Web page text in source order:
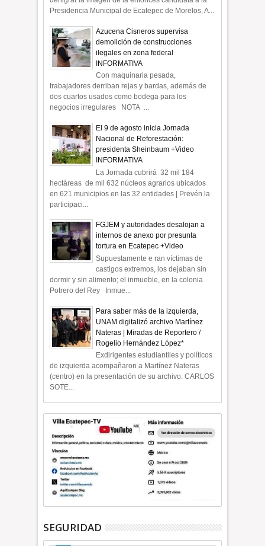
Presidencia Municipal de Ecatepec de Morelos, A...
Azucena Cisneros supervisa
demolición de construcciones
ilegales en zona federal
INFORMATIVA
Con maquinaria pesada,
trabajadores derriban rejas y bardas, además de
dos cuartos usados como bodega para los
negocios irregulares NOTA ...
El 9 de agosto inicia Jornada
Nacional de Reforestación:
presidenta Sheinbaum +Video
INFORMATIVA
La Jornada cubrirá 32 mil 184
hectáreas de mil 632 núcleos agrarios ubicados
en 621 municipios en las 32 entidades | Prevén la
participaci...
FGJEM y autoridades desalojan a
internos de anexo por presunta
tortura en Ecatepec +Video
Supuestamente e ran víctimas de
castigos extremos, los dejaban sin
dormir y sin alimento; el inmueble, en la colonia
Potrero del Rey Inmue...
Para saber más de la izquierda,
UNAM digitalizó archivo Martínez
Nateras | Miradas de Reportero /
Rogelio Hernández López*
Exdirigentes estudiantiles y políticos
de izquierda acompañaron a Martínez Nateras
(centro) en la presentación de su archivo. CARLOS
SOTE...
SEGURIDAD